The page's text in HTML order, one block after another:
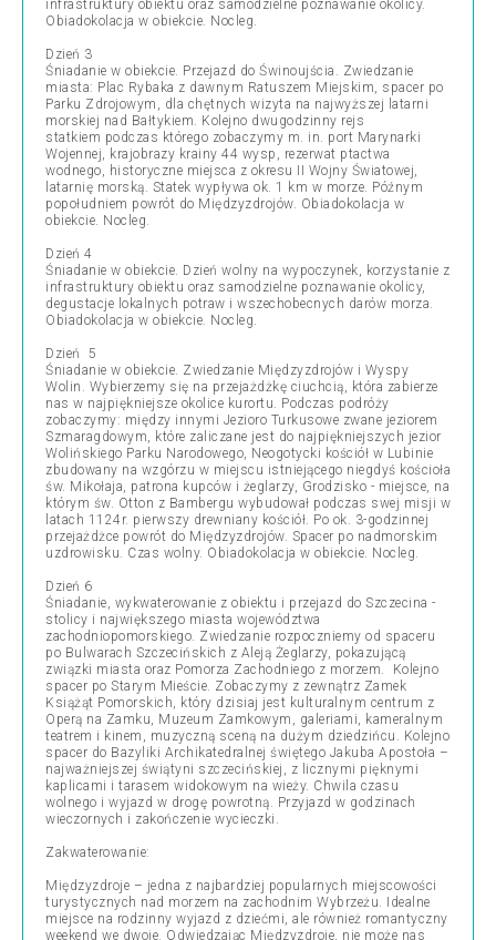
infrastruktury obiektu oraz samodzielne poznawanie okolicy.
Obiadokolacja w obiekcie. Nocleg.
Dzień 3
Śniadanie w obiekcie. Przejazd do Świnoujścia. Zwiedzanie
miasta: Plac Rybaka z dawnym Ratuszem Miejskim, spacer po
Parku Zdrojowym, dla chętnych wizyta na najwyższej latarni
morskiej nad Bałtykiem. Kolejno dwugodzinny rejs
statkiem podczas którego zobaczymy m. in. port Marynarki
Wojennej, krajobrazy krainy 44 wysp, rezerwat ptactwa
wodnego, historyczne miejsca z okresu II Wojny Światowej,
latarnię morską. Statek wypływa ok. 1 km w morze. Późnym
popołudniem powrót do Międzyzdrojów. Obiadokolacja w
obiekcie. Nocleg.
Dzień 4
Śniadanie w obiekcie. Dzień wolny na wypoczynek, korzystanie z
infrastruktury obiektu oraz samodzielne poznawanie okolicy,
degustacje lokalnych potraw i wszechobecnych darów morza.
Obiadokolacja w obiekcie. Nocleg.
Dzień 5
Śniadanie w obiekcie. Zwiedzanie Międzyzdrojów i Wyspy
Wolin. Wybierzemy się na przejażdżkę ciuchcią, która zabierze
nas w najpiękniejsze okolice kurortu. Podczas podróży
zobaczymy: między innymi Jezioro Turkusowe zwane jeziorem
Szmaragdowym, które zaliczane jest do najpiękniejszych jezior
Wolińskiego Parku Narodowego, Neogotycki kościół w Lubinie
zbudowany na wzgórzu w miejscu istniejącego niegdyś kościoła
św. Mikołaja, patrona kupców i żeglarzy, Grodzisko - miejsce, na
którym św. Otton z Bambergu wybudował podczas swej misji w
latach 1124r. pierwszy drewniany kościół. Po ok. 3-godzinnej
przejażdżce powrót do Międzyzdrojów. Spacer po nadmorskim
uzdrowisku. Czas wolny. Obiadokolacja w obiekcie. Nocleg.
Dzień 6
Śniadanie, wykwaterowanie z obiektu i przejazd do Szczecina -
stolicy i największego miasta województwa
zachodniopomorskiego. Zwiedzanie rozpoczniemy od spaceru
po Bulwarach Szczecińskich z Aleją Żeglarzy, pokazującą
związki miasta oraz Pomorza Zachodniego z morzem. Kolejno
spacer po Starym Mieście. Zobaczymy z zewnątrz Zamek
Książąt Pomorskich, który dzisiaj jest kulturalnym centrum z
Operą na Zamku, Muzeum Zamkowym, galeriami, kameralnym
teatrem i kinem, muzyczną sceną na dużym dziedzińcu. Kolejno
spacer do Bazyliki Archikatedralnej świętego Jakuba Apostoła –
najważniejszej świątyni szczecińskiej, z licznymi pięknymi
kaplicami i tarasem widokowym na wieży. Chwila czasu
wolnego i wyjazd w drogę powrotną. Przyjazd w godzinach
wieczornych i zakończenie wycieczki.
Zakwaterowanie:
Międzyzdroje – jedna z najbardziej popularnych miejscowości
turystycznych nad morzem na zachodnim Wybrzeżu. Idealne
miejsce na rodzinny wyjazd z dziećmi, ale również romantyczny
weekend we dwoje. Odwiedzając Międzyzdroje, nie może nas